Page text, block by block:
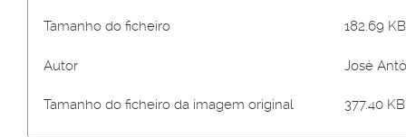
Tamanho do ficheiro 182.69
Autor José
Tamanho do ficheiro da imagem original 377.40